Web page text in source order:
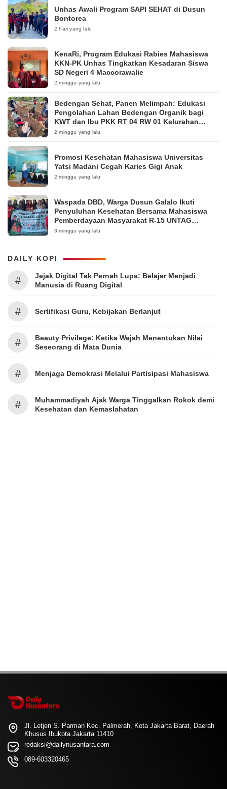
Unhas Awali Program SAPI SEHAT di Dusun
Bontorea
2 hari yang lalu
KenaRi, Program Edukasi Rabies Mahasiswa
KKN-PK Unhas Tingkatkan Kesadaran Siswa
SD Negeri 4 Maccorawalie
2 minggu yang lalu
Bedengan Sehat, Panen Melimpah: Edukasi
Pengolahan Lahan Bedengan Organik bagi
KWT dan Ibu PKK RT 04 RW 01 Kelurahan
Pakintelan
2 minggu yang lalu
Promosi Kesehatan Mahasiswa Universitas
Yatsi Madani Cegah Karies Gigi Anak
2 minggu yang lalu
Waspada DBD, Warga Dusun Galalo Ikuti
Penyuluhan Kesehatan Bersama Mahasiswa
Pemberdayaan Masyarakat R-15 UNTAG
Surabaya 2026
3 minggu yang lalu
DAILY KOPI
#
Jejak Digital Tak Pernah Lupa: Belajar Menjadi
Manusia di Ruang Digital
# Sertifikasi Guru, Kebijakan Berlanjut
#
Beauty Privilege: Ketika Wajah Menentukan Nilai
Seseorang di Mata Dunia
# Menjaga Demokrasi Melalui Partisipasi Mahasiswa
#
Muhammadiyah Ajak Warga Tinggalkan Rokok demi
Kesehatan dan Kemaslahatan
Jl. Letjen S. Parman Kec. Palmerah, Kota Jakarta Barat, Daerah
Khusus Ibukota Jakarta 11410
redaksi@dailynusantara.com
089-603320465